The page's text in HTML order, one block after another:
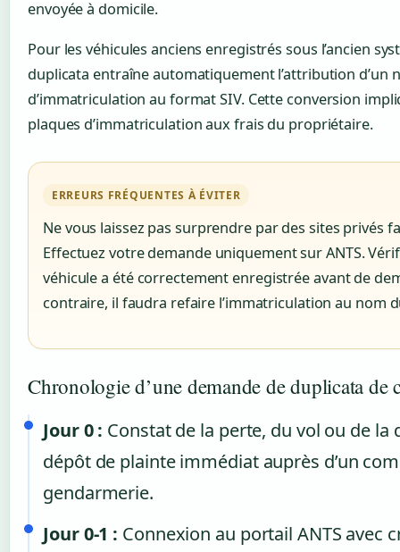
envoyée à domicile.
Pour les véhicules anciens enregistrés sous l’ancien
duplicata entraîne automatiquement l’attribution d’un
d’immatriculation au format SIV. Cette conversion
plaques d’immatriculation aux frais du propriétaire.
ERREURS FRÉQUENTES À ÉVITER
Ne vous laissez pas surprendre par des sites privés
Effectuez votre demande uniquement sur ANTS.
véhicule a été correctement enregistrée avant de
contraire, il faudra refaire l’immatriculation au nom
Chronologie d’une demande de duplicata de
Jour 0 : Constat de la perte, du vol ou de la
dépôt de plainte immédiat auprès d’un
gendarmerie.
Jour 0-1 : Connexion au portail ANTS avec